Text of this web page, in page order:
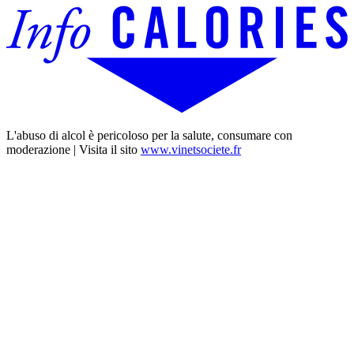
L'abuso di alcol è pericoloso per la salute, consumare con
moderazione | Visita il sito www.vinetsociete.fr